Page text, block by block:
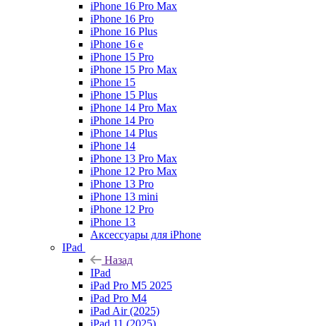
iPhone 16 Pro Max
iPhone 16 Pro
iPhone 16 Plus
iPhone 16 e
iPhone 15 Pro
iPhone 15 Pro Max
iPhone 15
iPhone 15 Plus
iPhone 14 Pro Max
iPhone 14 Pro
iPhone 14 Plus
iPhone 14
iPhone 13 Pro Max
iPhone 12 Pro Max
iPhone 13 Pro
iPhone 13 mini
iPhone 12 Pro
iPhone 13
Аксессуары для iPhone
IPad
Назад
IPad
iPad Pro M5 2025
iPad Pro M4
iPad Air (2025)
iPad 11 (2025)